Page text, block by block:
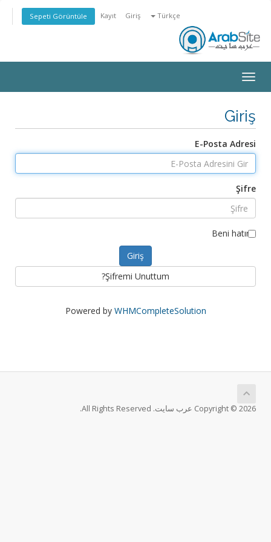
Türkçe
Giriş
Kayıt
Sepeti Görüntüle
Toggle
navigation
Giriş
E-Posta Adresi
Şifre
Beni hatırla
Şifremi Unuttum?
Powered by WHMCompleteSolution
Copyright © 2026 عرب سايت. All Rights Reserved.